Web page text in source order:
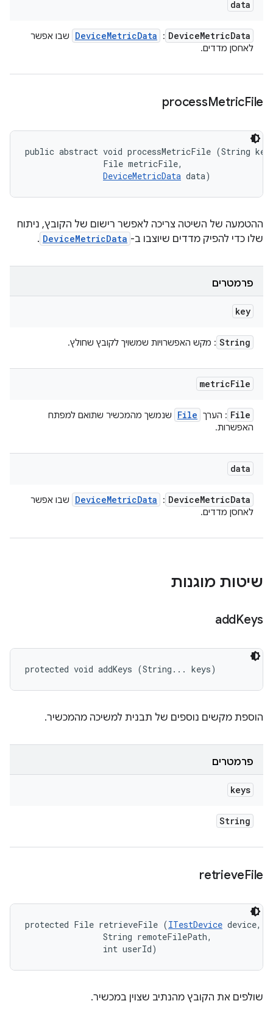
data
DeviceMetricData
:
DeviceMetricData
שבו אפשר
לאחסן מדדים.
processMetricFile
public abstract void processMetricFile (String
                File metricFile,
DeviceMetricData data)
ההטמעה של השיטה צריכה לאפשר רישום של הקובץ, ניתוח
שלו כדי להפיק מדדים שיוצבו ב- DeviceMetricData
.
פרמטרים
key
String : מקש האפשרויות שמשויך לקובץ שחולץ.
metricFile
File : הערך File
שנמשך מהמכשיר שתואם למפתח
האפשרות.
data
DeviceMetricData
:
DeviceMetricData
שבו אפשר
לאחסן מדדים.
שיטות מוגנות
addKeys
protected void addKeys (String... keys)
הוספת מקשים נוספים של תבנית למשיכה מהמכשיר.
פרמטרים
keys
String
retrieveFile
protected File retrieveFile (ITestDevice device,
                String remoteFilePath,
                int userId)
שולפים את הקובץ מהנתיב שצוין במכשיר.